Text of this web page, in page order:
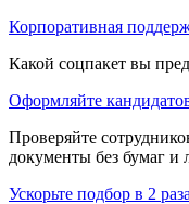
Корпоративная
Какой соцпакет вы
Оформляйте
Проверяйте
документы без бумаг и
Ускорьте подбор в 2